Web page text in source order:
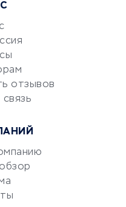
отзывов